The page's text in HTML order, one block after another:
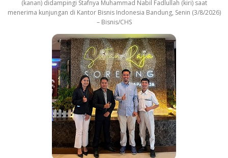
(kanan) didampingi Stafnya Muhammad Nabil Fadlullah (kiri) saat
menerima kunjungan di Kantor Bisnis Indonesia Bandung, Senin (3/8/2026)
– Bisnis/CHS